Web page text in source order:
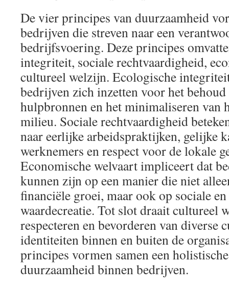
De vier principes van duurzaamheid
bedrijven die streven naar een
bedrijfsvoering. Deze principes
integriteit, sociale rechtvaardigheid,
cultureel welzijn. Ecologische
bedrijven zich inzetten voor het
hulpbronnen en het minimaliseren van
milieu. Sociale rechtvaardigheid
naar eerlijke arbeidspraktijken, gelijke
werknemers en respect voor de lokale
Economische welvaart impliceert dat
kunnen zijn op een manier die niet
financiële groei, maar ook op sociale
waardecreatie. Tot slot draait cultureel
respecteren en bevorderen van diverse
identiteiten binnen en buiten de
principes vormen samen een
duurzaamheid binnen bedrijven.